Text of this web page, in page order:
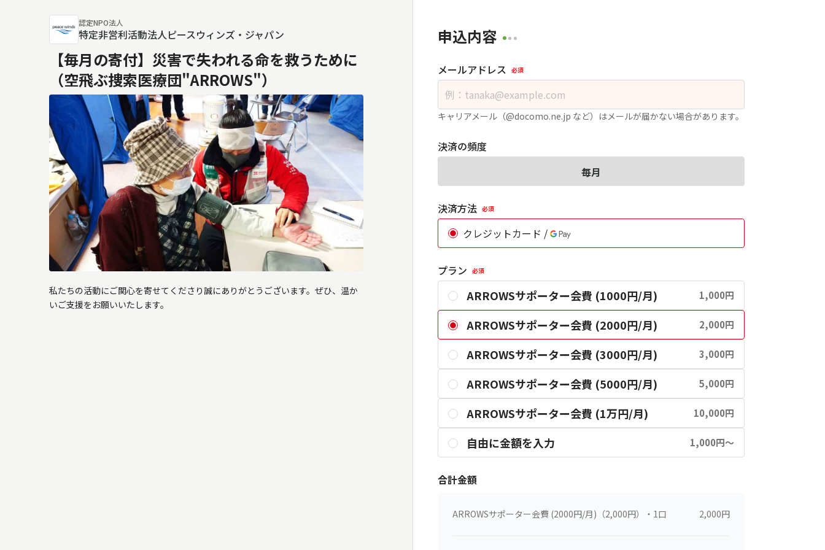
認定NPO法人
特定非営利活動法人ピースウィンズ・ジャパン
【毎月の寄付】災害で失われる命を救うために
（空飛ぶ捜索医療団"ARROWS"）
私たちの活動にご関心を寄せてくださり誠にありがとうございます。ぜひ、温か
いご支援をお願いいたします。
申込内容
メールアドレス 必須
キャリアメール（@docomo.ne.jp など）はメールが届かない場合があります。
決済の頻度
毎月
決済方法 必須
クレジットカード /
プラン 必須
ARROWSサポーター会費 (1000円/月) 1,000円
ARROWSサポーター会費 (2000円/月) 2,000円
ARROWSサポーター会費 (3000円/月) 3,000円
ARROWSサポーター会費 (5000円/月) 5,000円
ARROWSサポーター会費 (1万円/月) 10,000円
自由に金額を入力 1,000円〜
合計金額
ARROWSサポーター会費 (2000円/月) （2,000円）・1口 2,000円